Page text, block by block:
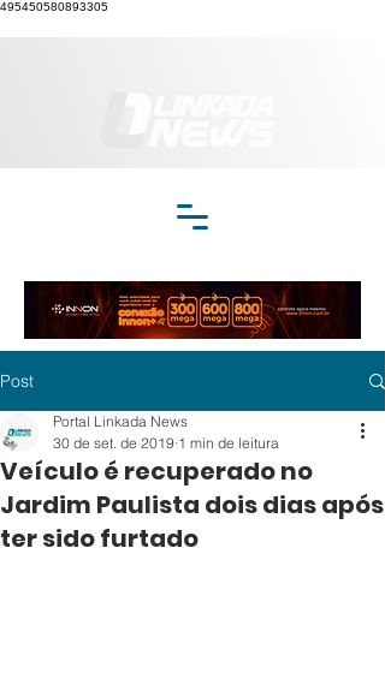
495450580893305
Post
Veículo é recuperado no
Jardim Paulista dois dias após
ter sido furtado
Portal Linkada News
30 de set. de 2019 1 min de leitura